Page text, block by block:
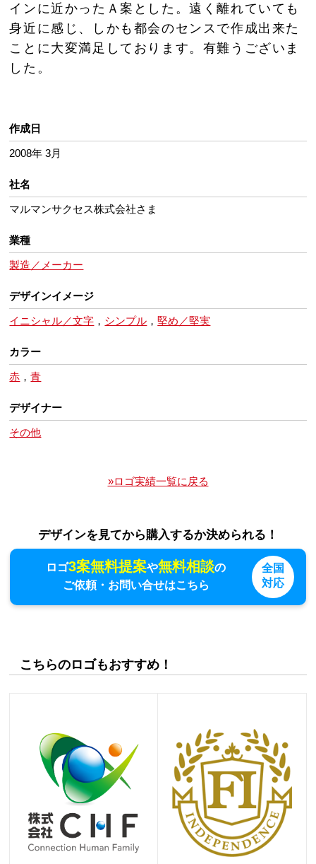
インに近かったＡ案とした。遠く離れていても
身近に感じ、しかも都会のセンスで作成出来た
ことに大変満足しております。有難うございま
した。
作成日
2008年 3月
社名
マルマンサクセス株式会社さま
業種
製造／メーカー
デザインイメージ
イニシャル／文字 ， シンプル ，堅め／堅実
カラー
赤 ，青
デザイナー
その他
»ロゴ実績一覧に戻る
デザインを見てから購入するか決められる！
ロゴ3案無料提案や無料相談の
ご依頼・お問い合せはこちら
全国
対応
こちらのロゴもおすすめ！